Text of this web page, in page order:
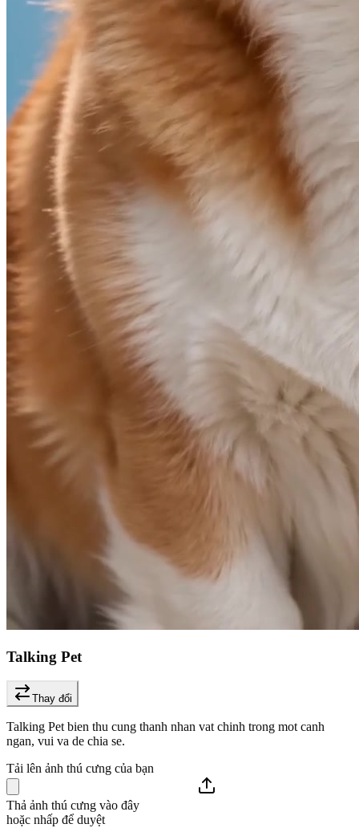
Talking Pet
Thay đổi
Talking Pet bien thu cung thanh nhan vat chinh trong mot canh
ngan, vui va de chia se.
Tải lên ảnh thú cưng của bạn
Thả ảnh thú cưng vào đây
hoặc nhấp để duyệt